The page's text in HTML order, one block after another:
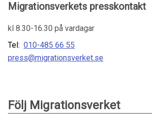
Migrationsverkets presskontakt
kl 8.30-16.30 på vardagar
Tel: 010-485 66 55
press@migrationsverket.se
Följ Migrationsverket